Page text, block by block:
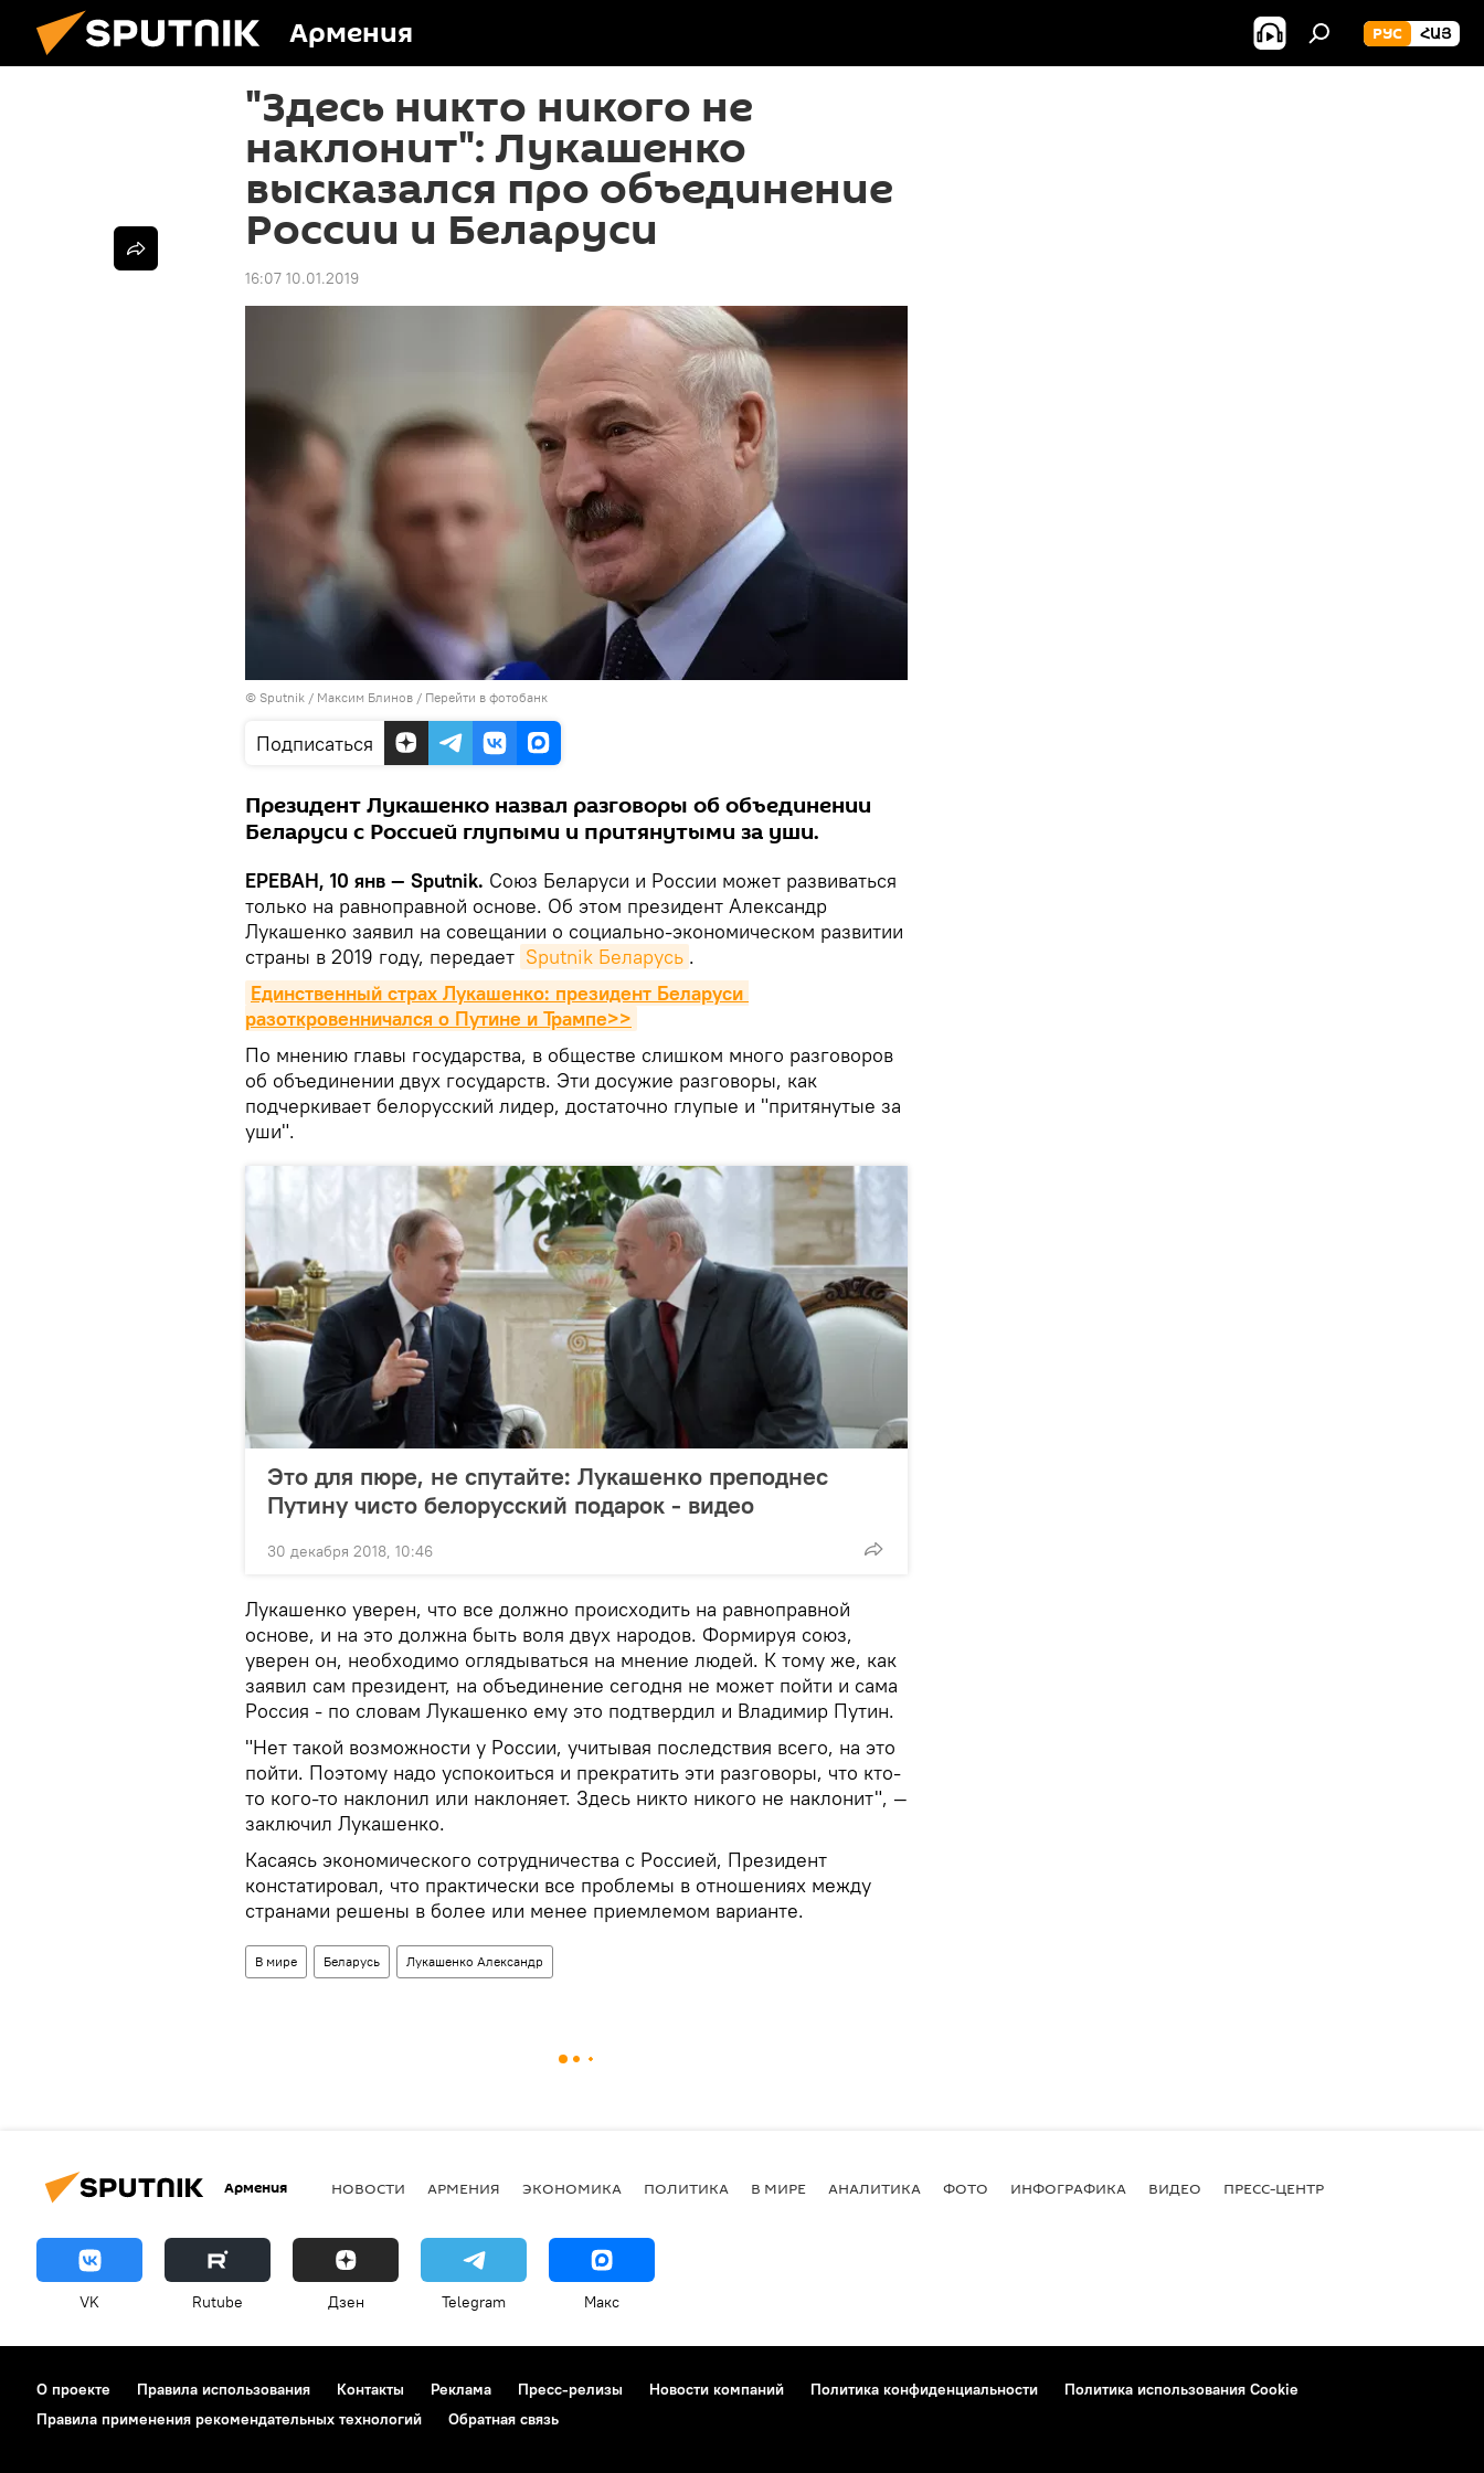
Армения РУС ՀԱՅ
"Здесь никто никого не
наклонит": Лукашенко
высказался про объединение
России и Беларуси
16:07 10.01.2019
© Sputnik / Максим Блинов / Перейти в фотобанк
Подписаться
Президент Лукашенко назвал разговоры об объединении
Беларуси с Россией глупыми и притянутыми за уши.
ЕРЕВАН, 10 янв — Sputnik. Союз Беларуси и России может развиваться
только на равноправной основе​. Об этом президент Александр
Лукашенко заявил на совещании о социально-экономическом развитии
страны в 2019 году, передает Sputnik Беларусь .
Единственный страх Лукашенко: президент Беларуси
разоткровенничался о Путине и Трампе>>
По мнению главы государства, в обществе слишком много разговоров
об объединении двух государств. Эти досужие разговоры, как
подчеркивает белорусский лидер, достаточно глупые и "притянутые за
уши".
Это для пюре, не спутайте: Лукашенко преподнес
Путину чисто белорусский подарок - видео
30 декабря 2018, 10:46
Лукашенко уверен, что все должно происходить на равноправной
основе, и на это должна быть воля двух народов. Формируя союз,
уверен он, необходимо оглядываться на мнение людей. К тому же, как
заявил сам президент, на объединение сегодня не может пойти и сама
Россия - по словам Лукашенко ему это подтвердил и Владимир Путин.
"Нет такой возможности у России, учитывая последствия всего, на это
пойти. Поэтому надо успокоиться и прекратить эти разговоры, что кто-
то кого-то наклонил или наклоняет. Здесь никто никого не наклонит", —
заключил Лукашенко.
Касаясь экономического сотрудничества с Россией, Президент
констатировал, что практически все проблемы в отношениях между
странами решены в более или менее приемлемом варианте.
В мире Беларусь Лукашенко Александр
Армения НОВОСТИ АРМЕНИЯ ЭКОНОМИКА ПОЛИТИКА В МИРЕ АНАЛИТИКА ФОТО ИНФОГРАФИКА ВИДЕО ПРЕСС-ЦЕНТР
VK Rutube Дзен Telegram Макс
О проекте Правила использования Контакты Реклама Пресс-релизы Новости компаний Политика конфиденциальности
Политика использования Cookie
Правила применения рекомендательных технологий
Обратная связь